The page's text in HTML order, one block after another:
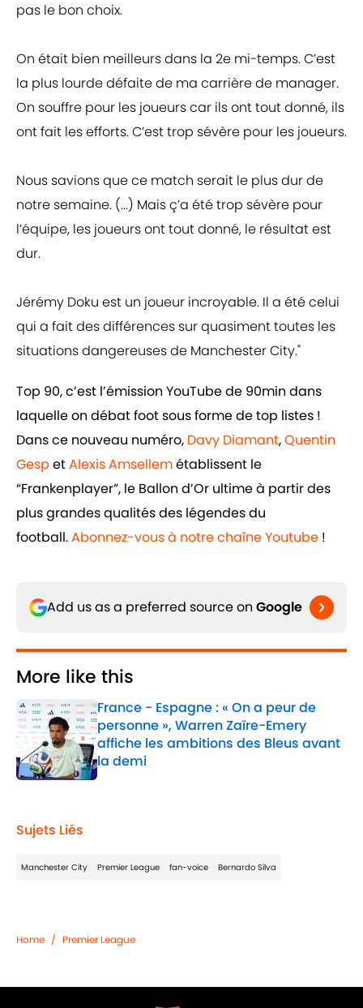
pas le bon choix.
On était bien meilleurs dans la 2e mi-temps. C’est
la plus lourde défaite de ma carrière de manager.
On souffre pour les joueurs car ils ont tout donné, ils
ont fait les efforts. C’est trop sévère pour les joueurs.
Nous savions que ce match serait le plus dur de
notre semaine. (...) Mais ç’a été trop sévère pour
l’équipe, les joueurs ont tout donné, le résultat est
dur.
Jérémy Doku est un joueur incroyable. Il a été celui
qui a fait des différences sur quasiment toutes les
situations dangereuses de Manchester City."
Top 90, c’est l’émission YouTube de 90min dans
laquelle on débat foot sous forme de top listes !
Dans ce nouveau numéro, Davy Diamant,Quentin
Gesp etAlexis Amsellemétablissent le
“Frankenplayer”, le Ballon d’Or ultime à partir des
plus grandes qualités des légendes du
football.Abonnez-vous à notre chaîne Youtube !
Add us as a preferred source on Google
More like this
France - Espagne : « On a peur de
personne », Warren Zaïre-Emery
affiche les ambitions des Bleus avant
la demi
Published by on Invalid Date
Sujets Liés
Manchester City Premier League fan-voice Bernardo Silva
Home / Premier League